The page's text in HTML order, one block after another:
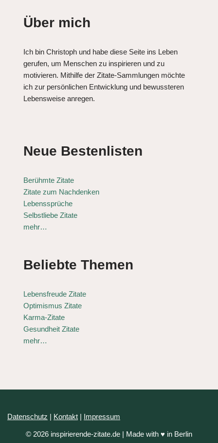
Über mich
Ich bin Christoph und habe diese Seite ins Leben
gerufen, um Menschen zu inspirieren und zu
motivieren. Mithilfe der Zitate-Sammlungen möchte
ich zur persönlichen Entwicklung und bewussteren
Lebensweise anregen.
Neue Bestenlisten
Berühmte Zitate
Zitate zum Nachdenken
Lebenssprüche
Selbstliebe Zitate
mehr…
Beliebte Themen
Lebensfreude Zitate
Optimismus Zitate
Karma-Zitate
Gesundheit Zitate
mehr…
Datenschutz | Kontakt | Impressum
© 2026 inspirierende-zitate.de | Made with ♥ in Berlin